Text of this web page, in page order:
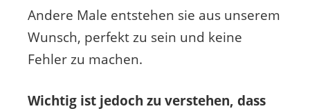
Andere Male entstehen sie aus unserem
Wunsch, perfekt zu sein und keine
Fehler zu machen.
Wichtig ist jedoch zu verstehen, dass